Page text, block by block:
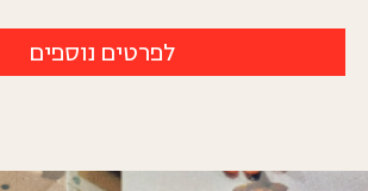
לפרטים נוספים